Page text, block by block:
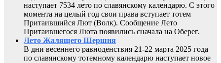
наступает 7534 лето по славянскому календарю. С этого
момента на целый год свои права вступает тотем
Притаившийся Лют (Волк). Сообщение Лето
Притаившегося Люта появились сначала на Оберег.
Лето Жалящего Шершня
В дни весеннего равноденствия 21-22 марта 2025 года
по славянскому тотемному календарю наступает новое